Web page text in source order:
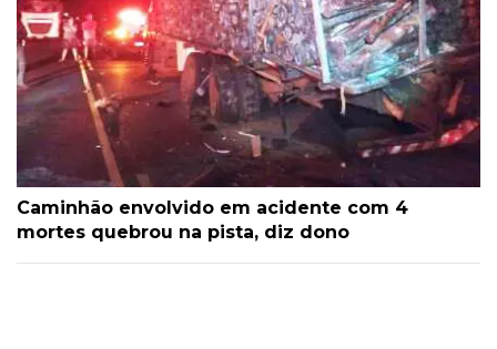
Caminhão envolvido em acidente com 4
mortes quebrou na pista, diz dono